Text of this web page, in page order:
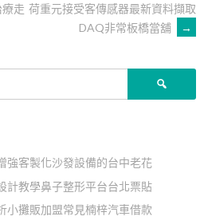
走 荷重元接受客傳感器最新資料擷取
DAQ非常板橋當舖
→
強客製化沙發設備的台中老花
計教學鼻子整形平台台北票貼
小攤販加盟常見楠梓汽車借款